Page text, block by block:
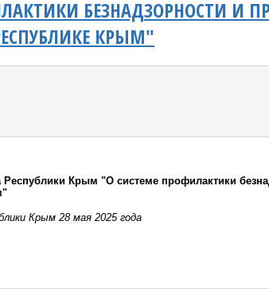
БЕЗНАДЗОРНОСТИ И
КРЫМ"
Крым "О системе профилактики
Крым 28 мая 2025 года